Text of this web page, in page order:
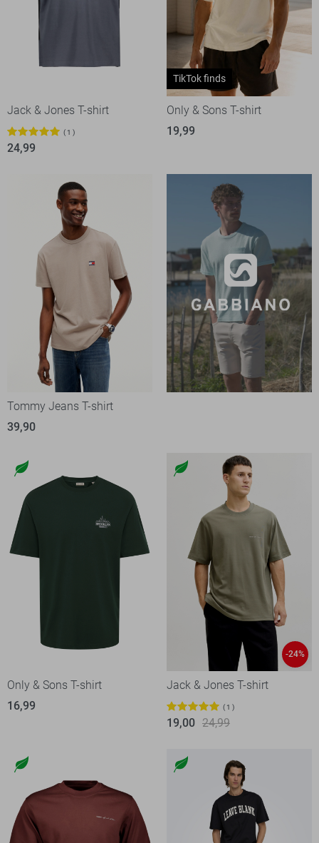
Jack & Jones T-shirt
1
24,99
TikTok finds
Only & Sons T-shirt
19,99
Tommy Jeans T-shirt
39,90
Only & Sons T-shirt
16,99
-24%
Jack & Jones T-shirt
1
19,00 24,99